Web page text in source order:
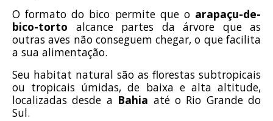
O formato do bico permite que o arapaçu-de-
bico-torto alcance partes da árvore que as
outras aves não conseguem chegar, o que facilita
a sua alimentação.
Seu habitat natural são as florestas subtropicais
ou tropicais úmidas, de baixa e alta altitude,
localizadas desde a Bahia até o Rio Grande do
Sul.